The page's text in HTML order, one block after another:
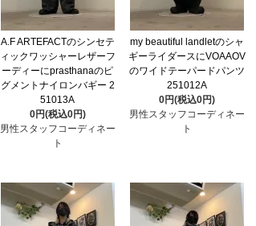
A.F ARTEFACTのシンセテ
ィックワッシャーレザーフ
ーディーにprasthanaのピ
グメントナイロンバギー 2
51013A
0円(税込0円)
男性スタッフコーディネー
ト
my beautiful landletのシャ
ギーライダースにVOAAOV
のワイドテーパードパンツ
251012A
0円(税込0円)
男性スタッフコーディネー
ト